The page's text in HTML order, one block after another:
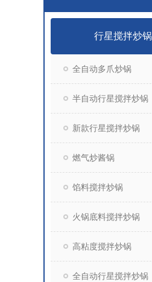
行星搅拌炒锅
全自动多爪炒锅
半自动行星搅拌炒锅
新款行星搅拌炒锅
燃气炒酱锅
馅料搅拌炒锅
火锅底料搅拌炒锅
高粘度搅拌炒锅
全自动行星搅拌炒锅